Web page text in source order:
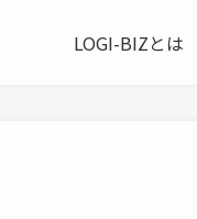
LOGI-BIZとは